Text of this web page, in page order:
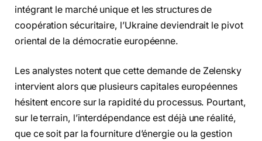
intégrant le marché unique et les structures de
coopération sécuritaire, l’Ukraine deviendrait le pivot
oriental de la démocratie européenne.
Les analystes notent que cette demande de Zelensky
intervient alors que plusieurs capitales européennes
hésitent encore sur la rapidité du processus. Pourtant,
sur le terrain, l’interdépendance est déjà une réalité,
que ce soit par la fourniture d’énergie ou la gestion